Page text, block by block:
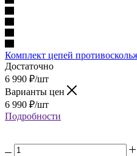
Комплект цепей
Достаточно
6 990 ₽/шт
Варианты цен
6 990 ₽/шт
Подробности